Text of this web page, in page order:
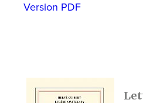
Version PDF